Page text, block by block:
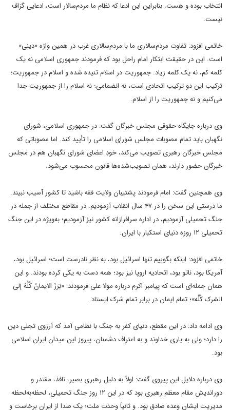
انتخاب بوده و هست. بنابراین این ادعا که نظام ما مردم‌سالار است، ادعایی گزاف
نیست.
خاتمی افزود: تفاوت مردم‌سالاری ما با مردم‌سالاری غرب در همین واژه «دینی»
است. این در حقیقت ابتکار امام راحل بود که فرمودند جمهوری اسلامی نه یک
کلمه کم، نه یک کلمه زیاد. جمهوریت در اسلام تنیده شده و اسلام در جمهوریت؛
ترکیب این دو ترکیب اتحادی است، نه انضمامی؛ نه اسلام را از جمهوریت جدا
می‌کنیم و نه جمهوریت را از اسلام.
وی درباره جایگاه حقوقی مجلس خبرگان گفت: در جمهوری اسلامی، شورای
نگهبان باید تمام مصوبات مجلس شورای اسلامی را تأیید کند. اما مصوباتی که
مجلس خبرگان رهبری تصویب می‌کند، خودِ اعضای شورای نگهبان هم در مجلس
خبرگان حضور دارند، همان تصویب‌شده‌ها قانون محسوب می‌شود.
وی همچنین گفت: امام فرمودند پشتیبان ولایت فقه باشید تا کشور آسیب نبیند.
ما درستی این سخن را در ۴۷ سال انقلاب آزمودیم. در مقاطع مختلف از جمله در
جنگ تحمیلی آزمودیم، در اداره سرافرازانه کشور نیز آزمودیم؛ به‌ویژه در این جنگ
تحمیلی ۱۲ روزه دنیای استکبار با ایران.
خاتمی افزود: اینکه بگوییم تنها اسرائیل بود، به نظر نادرست است؛ اسرائیل بود،
آمریکا بود، ناتو بود، اتحادیه اروپا نیز بود؛ همه دست به یکی کرده بودند. و این
همان جمله‌ای است که پیامبر اکرم درباره مولا علی فرمودند: «بَرَزَ الایمانُ کُلُّهُ إلی
الشرکِ کُلِّه»؛ تمام ایمان در برابر تمام شرک ایستاد.
وی ادامه داد: در این مقطع، دنیای کفر به جنگ با نظامی آمد که آرزوی تجلی دین
را دارد؛ ولی به یاری خداوند و به اعتراف دشمنان، پیروز این میدان ایران اسلامی
بود.
وی درباره دلایل این پیروی گفت: اولاً به دلیل رهبری بصیر، نافذ، مقتدر و
دوراندیش مقام معظم رهبری بود که در این ۱۲ روز جنگ تحمیلی، لحظه‌به‌لحظه
مدیریت ایشان وعده صادق بود. و ثانیاً وحدت ملت؛ یک صدا از ایران برخاست و